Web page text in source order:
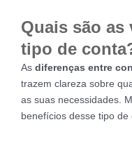
Quais são as
tipo de
As diferenças entre
trazem clareza sobre
as suas necessidades.
benefícios desse tipo